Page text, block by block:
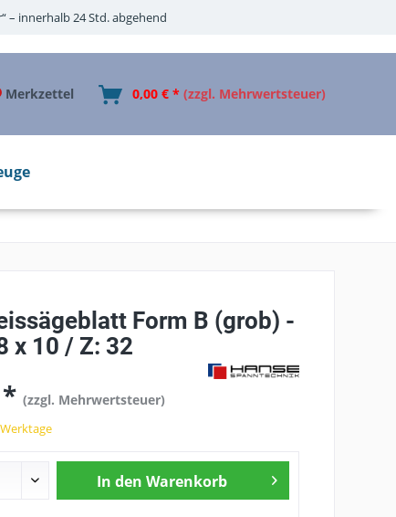
– innerhalb 24 Std. abgehend
Merkzettel 0,00 € * (zzgl. Mehrwertsteuer)
Form B (grob) -
x 10 / Z: 32
*(zzgl. Mehrwertsteuer)
In den Warenkorb